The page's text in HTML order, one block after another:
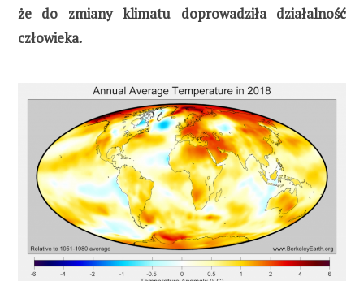
że do zmiany klimatu doprowadziła działalność
człowieka.